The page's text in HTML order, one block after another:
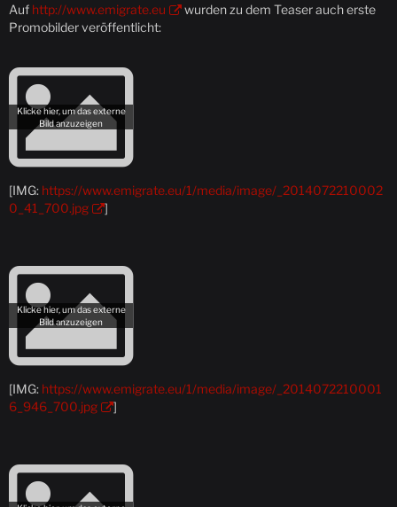
Auf http://www.emigrate.eu
wurden zu dem Teaser auch erste
Promobilder veröffentlicht:
[IMG: https://www.emigrate.eu/1/media/image/_2014072210002
0_41_700.jpg
]
[IMG: https://www.emigrate.eu/1/media/image/_2014072210001
6_946_700.jpg
]